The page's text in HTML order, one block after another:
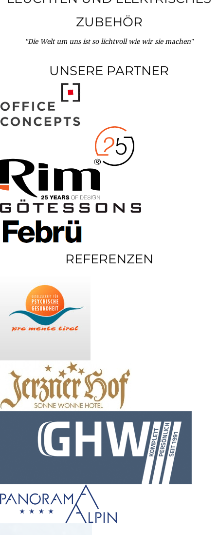
ZUBEHÖR
"Die Welt um uns ist so lichtvoll wie wir sie machen"
UNSERE PARTNER
REFERENZEN